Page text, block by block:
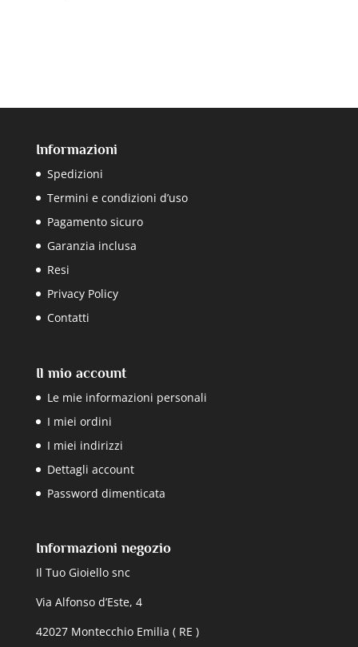
Informazioni
Spedizioni
Termini e condizioni d’uso
Pagamento sicuro
Garanzia inclusa
Resi
Privacy Policy
Contatti
Il mio account
Le mie informazioni personali
I miei ordini
I miei indirizzi
Dettagli account
Password dimenticata
Informazioni negozio
Il Tuo Gioiello snc
Via Alfonso d’Este, 4
42027 Montecchio Emilia ( RE )